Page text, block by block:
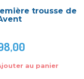
trousse de
au panier